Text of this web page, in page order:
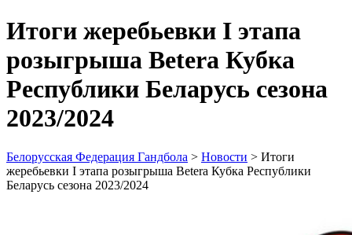
Итоги жеребьевки I этапа
розыгрыша Betera Кубка
Республики Беларусь сезона
2023/2024
Белорусская Федерация Гандбола > Новости > Итоги
жеребьевки I этапа розыгрыша Betera Кубка Республики
Беларусь сезона 2023/2024